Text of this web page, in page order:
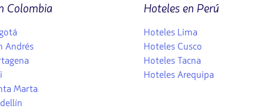
Colombia
Andrés
Marta
Hoteles en Perú
Hoteles Lima
Hoteles Cusco
Hoteles Tacna
Hoteles Arequipa